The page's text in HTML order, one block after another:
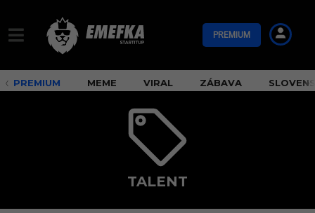
PREMIUM
PREMIUM MEME VIRAL ZÁBAVA
TALENT